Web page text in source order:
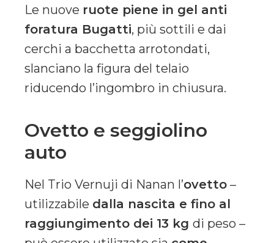
Le nuove ruote piene in gel anti
foratura Bugatti, più sottili e dai
cerchi a bacchetta arrotondati,
slanciano la figura del telaio
riducendo l’ingombro in chiusura.
Ovetto e seggiolino
auto
Nel Trio Vernuji di Nanan l’ovetto –
utilizzabile dalla nascita e fino al
raggiungimento dei 13 kg di peso –